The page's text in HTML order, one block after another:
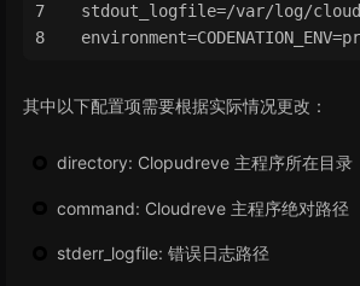
stdout_logfile=/var/log/
其中以下配置项需要根据实际情况更改：
directory: Clopudreve 主程序所在目录
command: Cloudreve 主程序绝对路径
stderr_logfile: 错误日志路径